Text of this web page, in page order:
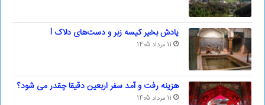
یادش بخیر کیسه‌ زبر و دست‌های دلاک !
11 مرداد 1405
هزینه رفت و آمد سفر اربعین دقیقا چقدر می شود؟
11 مرداد 1405